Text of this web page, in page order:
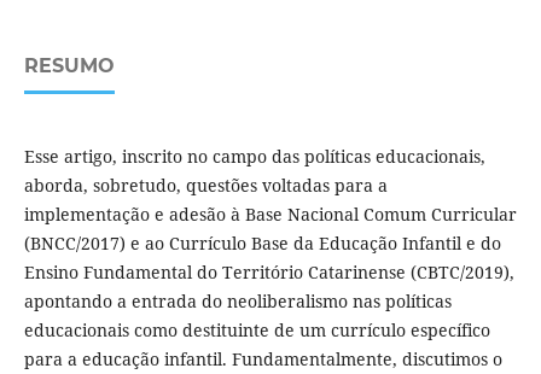
RESUMO
Esse artigo, inscrito no campo das políticas educacionais,
aborda, sobretudo, questões voltadas para a
implementação e adesão à Base Nacional Comum Curricular
(BNCC/2017) e ao Currículo Base da Educação Infantil e do
Ensino Fundamental do Território Catarinense (CBTC/2019),
apontando a entrada do neoliberalismo nas políticas
educacionais como destituinte de um currículo específico
para a educação infantil. Fundamentalmente, discutimos o